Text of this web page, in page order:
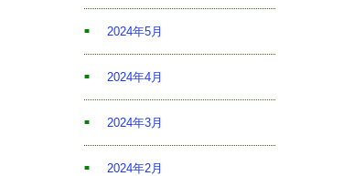
2024年5月
2024年4月
2024年3月
2024年2月